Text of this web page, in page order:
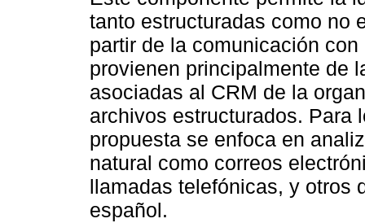
tanto estructuradas como no
partir de la comunicación
provienen principalmente de
asociadas al CRM de la
archivos estructurados. Para
propuesta se enfoca en
natural como correos
llamadas telefónicas, y otros
español.